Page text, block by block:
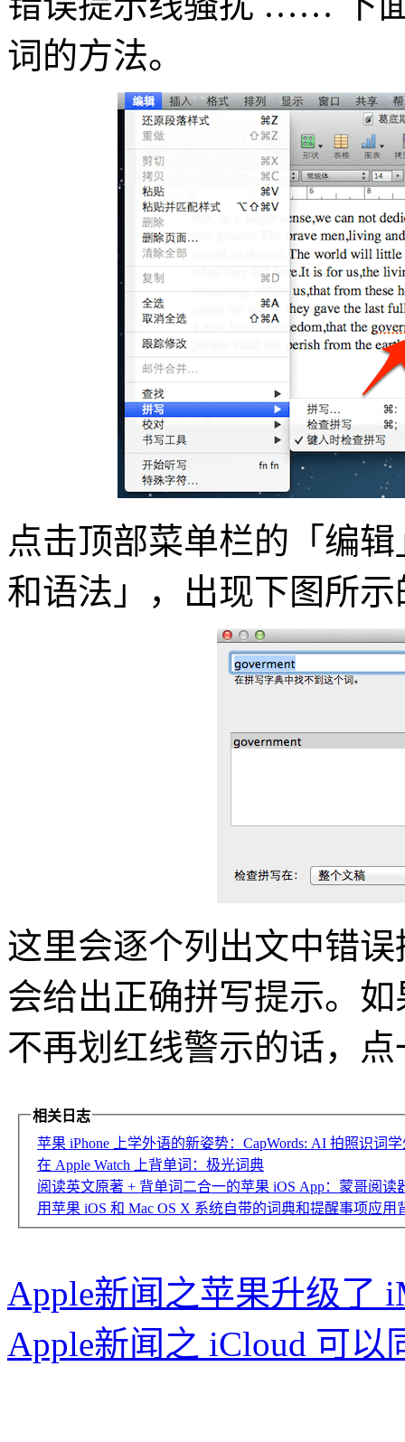
词的方法。
点击顶部菜单栏的「编
和语法」，出现下图所示
这里会逐个列出文中错
会给出正确拼写提示。
不再划红线警示的话，
相关日志
苹果 iPhone 上学外语的新姿势：CapWords: AI 拍照识词
在 Apple Watch 上背单词：极光词典
阅读英文原著 + 背单词二合一的苹果 iOS App：蒙哥阅读
用苹果 iOS 和 Mac OS X 系统自带的词典和提醒事项应用
Apple新闻之苹果升级了
Apple新闻之 iCloud 可以